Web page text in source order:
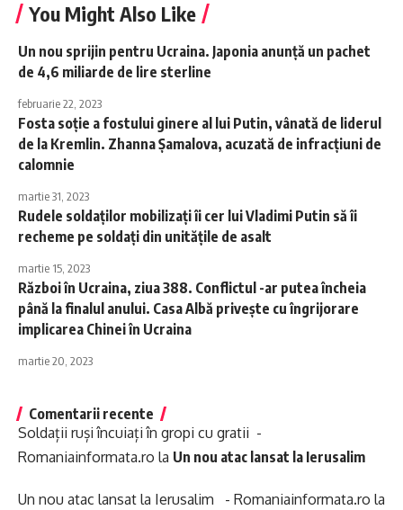
You Might Also Like
Un nou sprijin pentru Ucraina. Japonia anunță un pachet
de 4,6 miliarde de lire sterline
februarie 22, 2023
Fosta soție a fostului ginere al lui Putin, vânată de liderul
de la Kremlin. Zhanna Șamalova, acuzată de infracțiuni de
calomnie
martie 31, 2023
Rudele soldaților mobilizați îi cer lui Vladimi Putin să îi
recheme pe soldați din unitățile de asalt
martie 15, 2023
Război în Ucraina, ziua 388. Conflictul -ar putea încheia
până la finalul anului. Casa Albă privește cu îngrijorare
implicarea Chinei în Ucraina
martie 20, 2023
Comentarii recente
Soldații ruși încuiați în gropi cu gratii -
Romaniainformata.ro la Un nou atac lansat la Ierusalim
Un nou atac lansat la Ierusalim - Romaniainformata.ro la